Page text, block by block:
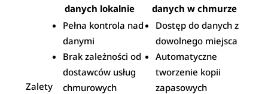
danych lokalnie
danych w chmurze
Zalety
Pełna kontrola nad
danymi
Brak zależności od
dostawców usług
chmurowych
Dostęp do danych z
dowolnego miejsca
Automatyczne
tworzenie kopii
zapasowych